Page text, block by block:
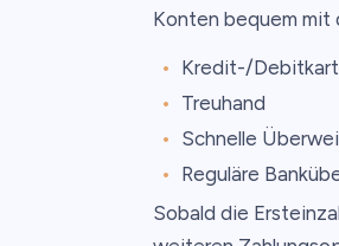
Konten bequem mit
Kredit-/
Treuhand
Schnelle
Reguläre
Sobald die